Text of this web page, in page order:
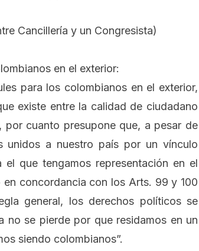
Cancillería y un Congresista)
en el exterior:
para los colombianos en el exterior,
existe entre la calidad de ciudadano
cuanto presupone que, a pesar de
unidos a nuestro país por un vínculo
que tengamos representación en el
en concordancia con los Arts. 99 y 100
general, los derechos políticos se
no se pierde por que residamos en un
siendo colombianos”.